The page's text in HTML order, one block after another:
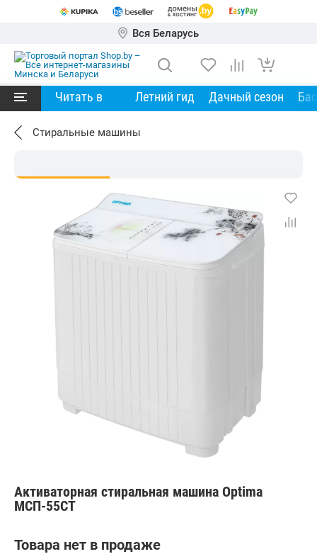
Вся Беларусь
Читать в Летний гид Дачный сезон
Стиральные машины
Активаторная стиральная машина Optima
МСП-55СТ
Товара нет в продаже